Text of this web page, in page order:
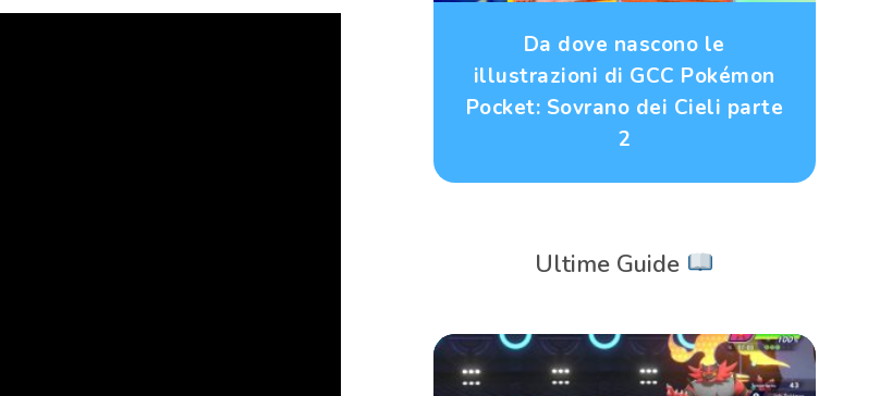
Da dove nascono le
illustrazioni di GCC Pokémon
Pocket: Sovrano dei Cieli parte
2
Ultime Guide